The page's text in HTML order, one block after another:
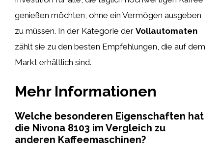
genießen möchten, ohne ein Vermögen ausgeben
zu müssen. In der Kategorie der Vollautomaten
zählt sie zu den besten Empfehlungen, die auf dem
Markt erhältlich sind.
Mehr Informationen
Welche besonderen Eigenschaften hat
die Nivona 8103 im Vergleich zu
anderen Kaffeemaschinen?